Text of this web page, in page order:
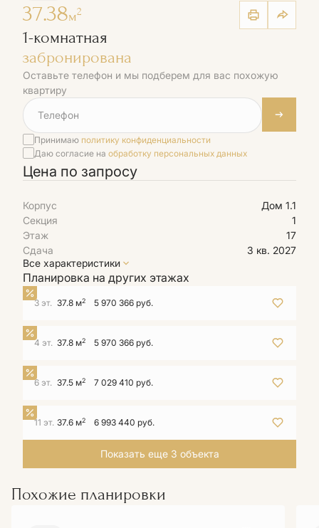
37.38м2
1-комнатная
забронирована
Оставьте телефон и мы подберем для вас похожую
квартиру
Принимаю политику конфиденциальности
Даю согласие на обработку персональных данных
Цена по запросу
Корпус
Дом 1.1
Секция
1
Этаж
17
Сдача
3 кв. 2027
Все характеристики
Планировка на других этажах
3 эт. 37.8 м2 5 970 366 руб.
4 эт. 37.8 м2 5 970 366 руб.
6 эт. 37.5 м2 7 029 410 руб.
11 эт. 37.6 м2 6 993 440 руб.
Показать еще 3 объектa
Похожие планировки